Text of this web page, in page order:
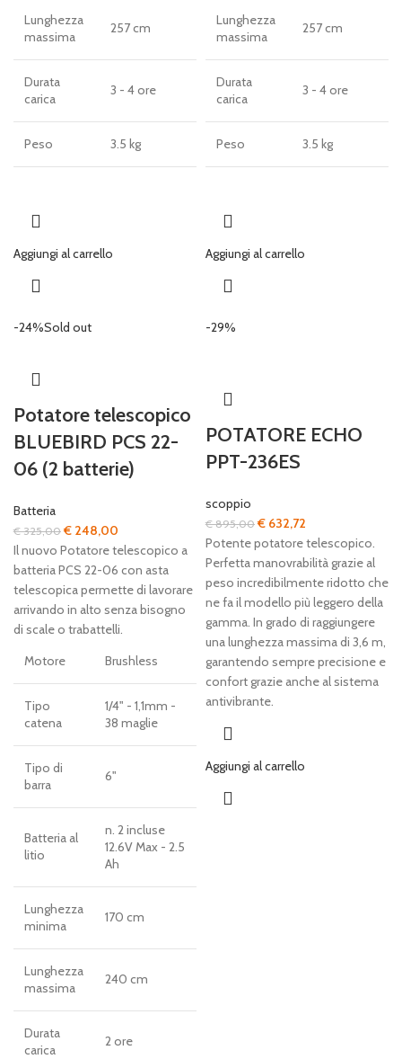
Lunghezza
massima
257 cm
Durata
carica
3 - 4 ore
Peso 3.5 kg
Aggiungi al carrello
Lunghezza
massima
257 cm
Durata
carica
3 - 4 ore
Peso 3.5 kg
Aggiungi al carrello
-24%Sold out
Potatore telescopico
BLUEBIRD PCS 22-
06 (2 batterie)
Batteria
€325,00Il
prezzo
originale
era:
€ 325,00.
€ 248,00
prezzo
attuale
è:
€ 248,00.
Il nuovo Potatore telescopico a
batteria PCS 22-06 con asta
telescopica permette di lavorare
arrivando in alto senza bisogno
di scale o trabattelli.
Motore
Brushless
Tipo
catena
1/4" - 1,1mm -
38 maglie
Tipo di
barra
6"
Batteria al
litio
n. 2 incluse
12.6V Max - 2.5
Ah
Lunghezza
minima
170 cm
Lunghezza
massima
240 cm
Durata
carica
2 ore
-29%
POTATORE ECHO
PPT-236ES
scoppio
€895,00Il
prezzo
originale
era:
€ 895,00.
€ 632,72
prezzo
attuale
è:
€ 632,72.
Potente potatore telescopico.
Perfetta manovrabilità grazie al
peso incredibilmente ridotto che
ne fa il modello più leggero della
gamma. In grado di raggiungere
una lunghezza massima di 3,6 m,
garantendo sempre precisione e
confort grazie anche al sistema
antivibrante.
Aggiungi al carrello